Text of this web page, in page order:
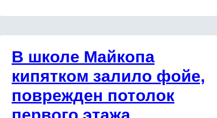
В школе Майкопа
кипятком залило фойе,
поврежден потолок